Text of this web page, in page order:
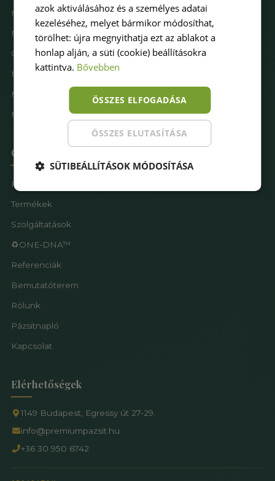
Műfű kertbe
Műfű teraszra
Családbarát műfű
Műfű kutyásoknak
Műfűves sportpálya
Műfű játszótérre
Oldaltérkép
Főoldal
Termékek
Szolgáltatások
♻️ONE-DNA™
Referenciák
Bemutatóterem
Rólunk
Pázsitnapló
Kapcsolat
Elérhetőségek
1149 Budapest, Egressy út 27-29.
info@premiumpazsit.hu
+36 30 950 6742
azok aktiválásához és a személyes adatai
kezeléséhez, melyet bármikor módosíthat,
törölhet: újra megnyithatja ezt az ablakot a
honlap alján, a süti (cookie) beállításokra
kattintva. Bővebben
ÖSSZES ELFOGADÁSA
ÖSSZES ELUTASÍTÁSA
SÜTIBEÁLLÍTÁSOK MÓDOSÍTÁSA